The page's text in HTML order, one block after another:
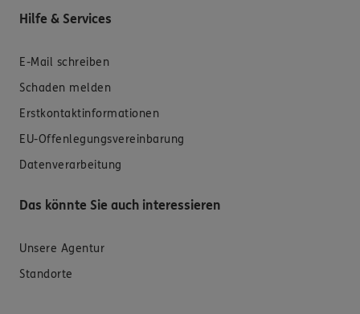
Hilfe & Services
E-Mail schreiben
Schaden melden
Erstkontaktinformationen
EU-Offenlegungsvereinbarung
Datenverarbeitung
Das könnte Sie auch interessieren
Unsere Agentur
Standorte